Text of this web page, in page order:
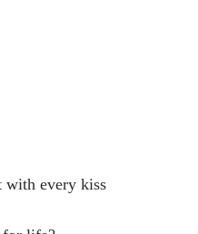
with every kiss